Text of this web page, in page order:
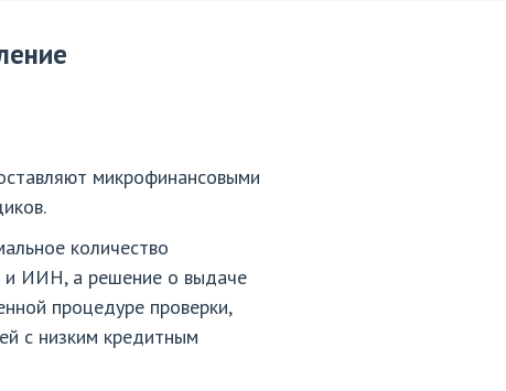
микрофинансовыми
количество
и ИИН, а решение о выдаче
процедуре проверки,
с низким кредитным